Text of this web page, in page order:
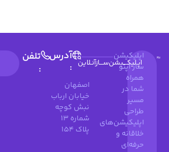
اپـلیکـــیشن‌ســـازآنـلاین
اپلیکیشن
ساز اپتو
همراه
شما در
مسیر
طراحی
اپلیکیشن‌های
خلاقانه و
حرفه‌ای
آدرس
:
اصفهان
خیابان ارباب
نبش کوچه
شماره 13
پلاک 154
تلفن
: